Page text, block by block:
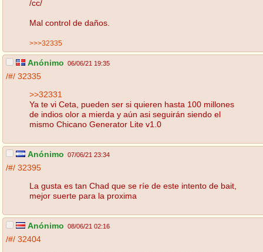
/cc/
Mal control de daños.
>>>32335
Anónimo 06/06/21 19:35
/#/ 32335
>>32331
Ya te vi Ceta, pueden ser si quieren hasta 100 millones
de indios olor a mierda y aún asi seguirán siendo el
mismo Chicano Generator Lite v1.0
Anónimo 07/06/21 23:34
/#/ 32395
La gusta es tan Chad que se ríe de este intento de bait,
mejor suerte para la proxima
Anónimo 08/06/21 02:16
/#/ 32404